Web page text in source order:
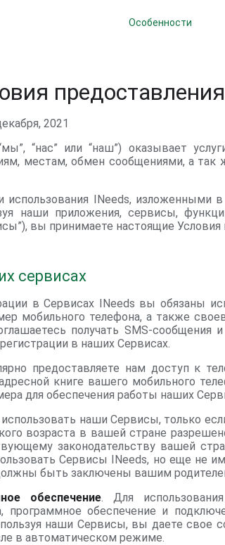
Особенности
2021
“нас” или “наш”) оказывает
местам, обмен сообщениями, а так
использования INeeds, изложенными
наши приложения, сервисы,
вы принимаете настоящие Условия
сервисах
в Сервисах INeeds вы обязаны
мобильного телефона, а также
получать SMS-сообщения
в наших Сервисах.
предоставляете нам доступ к
книге вашего мобильного
для обеспечения работы наших
наши Сервисы, только
возраста в вашей стране
законодательству вашей
Сервисы INeeds, но еще не
быть заключены вашим
обеспечение. Для
программное обеспечение и
наши Сервисы, вы даете свое
в автоматическом режиме.